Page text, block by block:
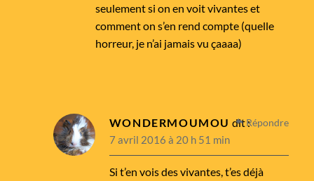
seulement si on en voit vivantes et
comment on s’en rend compte (quelle
horreur, je n’ai jamais vu çaaaa)
WONDERMOUMOU dit :
7 avril 2016 à 20 h 51 min
Si t’en vois des vivantes, t’es déjà
Répondre